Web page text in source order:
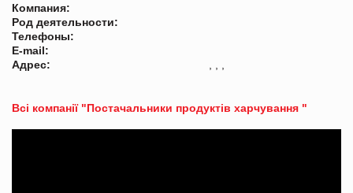
Компания:
Род деятельности:
Телефоны:
E-mail:
Адрес:
Всі компанії "Постачальники продуктів харчування "